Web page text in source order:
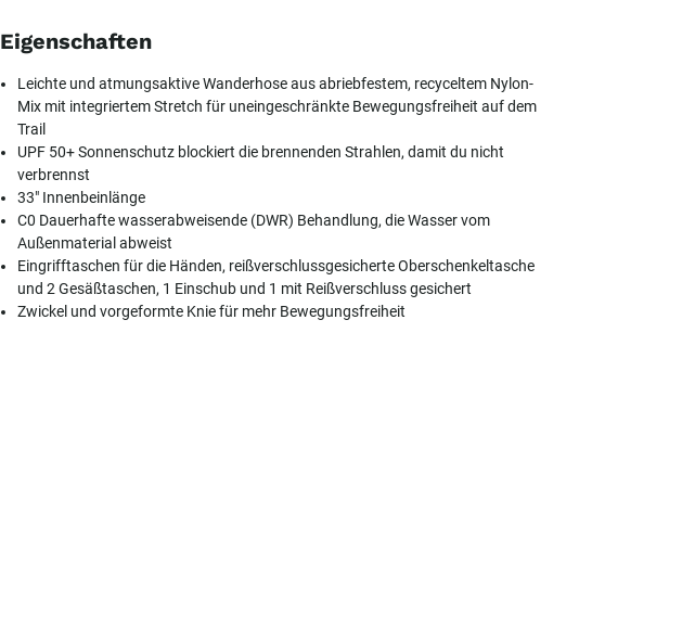
Eigenschaften
Leichte und atmungsaktive Wanderhose aus abriebfestem, recyceltem Nylon-
Mix mit integriertem Stretch für uneingeschränkte Bewegungsfreiheit auf dem
Trail
UPF 50+ Sonnenschutz blockiert die brennenden Strahlen, damit du nicht
verbrennst
33" Innenbeinlänge
C0 Dauerhafte wasserabweisende (DWR) Behandlung, die Wasser vom
Außenmaterial abweist
Eingrifftaschen für die Händen, reißverschlussgesicherte Oberschenkeltasche
und 2 Gesäßtaschen, 1 Einschub und 1 mit Reißverschluss gesichert
Zwickel und vorgeformte Knie für mehr Bewegungsfreiheit